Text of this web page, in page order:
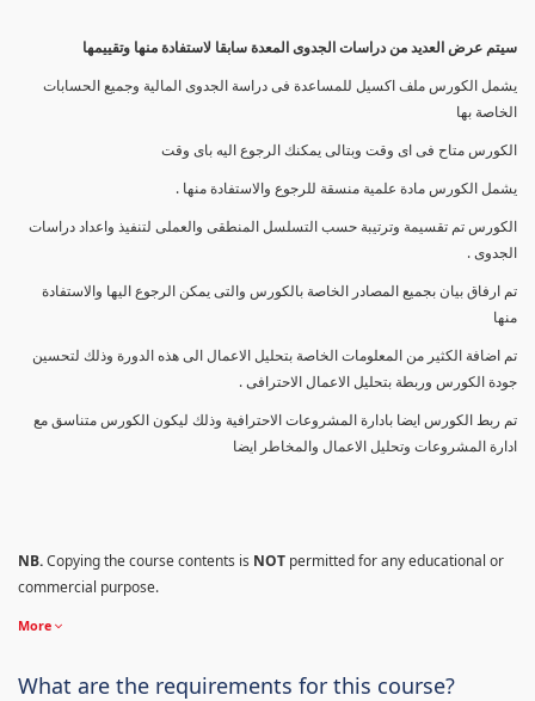
سيتم عرض العديد من دراسات الجدوى المعدة سابقا لاستفادة منها وتقييمها
يشمل الكورس ملف اكسيل للمساعدة فى دراسة الجدوى المالية وجميع الحسابات
الخاصة بها
الكورس متاح فى اى وقت وبتالى يمكنك الرجوع اليه باى وقت
يشمل الكورس مادة علمية منسقة للرجوع والاستفادة منها .
الكورس تم تقسيمة وترتيبة حسب التسلسل المنطقى والعملى لتنفيذ واعداد دراسات
الجدوى .
تم ارفاق بيان بجميع المصادر الخاصة بالكورس والتى يمكن الرجوع اليها والاستفادة
منها
تم اضافة الكثير من المعلومات الخاصة بتحليل الاعمال الى هذه الدورة وذلك لتحسين
جودة الكورس وربطة بتحليل الاعمال الاحترافى .
تم ربط الكورس ايضا بادارة المشروعات الاحترافية وذلك ليكون الكورس متناسق مع
ادارة المشروعات وتحليل الاعمال والمخاطر ايضا
NB.Copying the course contents is NOT permitted for any educational or
commercial purpose.
More
What are the requirements for this course?